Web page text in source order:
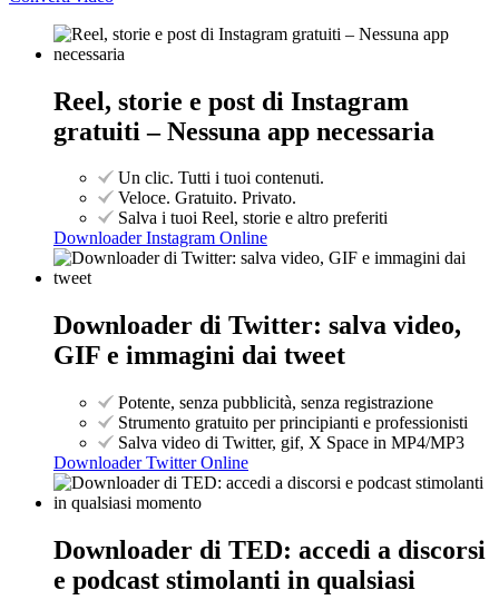
Reel, storie e post di Instagram
gratuiti – Nessuna app necessaria
Un clic. Tutti i tuoi contenuti.
Veloce. Gratuito. Privato.
Salva i tuoi Reel, storie e altro preferiti
Downloader Instagram Online
Downloader di Twitter: salva video,
GIF e immagini dai tweet
Potente, senza pubblicità, senza registrazione
Strumento gratuito per principianti e professionisti
Salva video di Twitter, gif, X Space in MP4/MP3
Downloader Twitter Online
Downloader di TED: accedi a discorsi
e podcast stimolanti in qualsiasi